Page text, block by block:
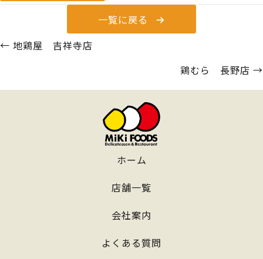
一覧に戻る
Posts
← 地鶏屋 吉祥寺店
鶏むら 長野店 →
ホーム
店舗一覧
会社案内
よくある質問